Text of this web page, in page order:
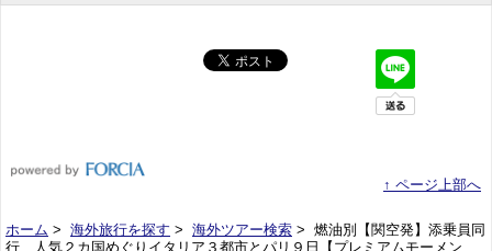
↑ ページ上部へ
ホーム > 海外旅行を探す > 海外ツアー検索 > 燃油別【関空発】添乗員同
行 人気２カ国めぐりイタリア３都市とパリ９日【プレミアムモーメン